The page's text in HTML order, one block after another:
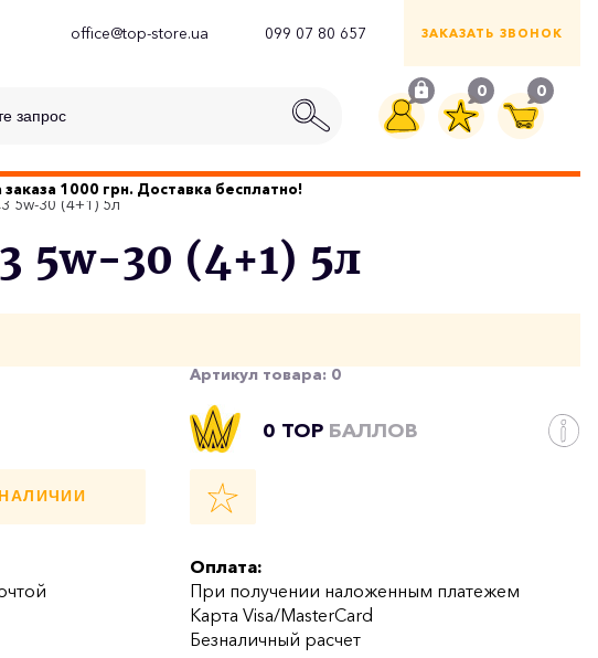
office@top-store.ua 099 07 80 657 ЗАКАЗАТЬ ЗВОНОК
0 0
1000 грн. Доставка бесплатно!
5w-30 (4+1) 5л
5w-30 (4+1) 5л
Артикул товара: 0
0 TOP БАЛЛОВ
Оплата:
При получении наложенным платежем
Карта Visa/MasterCard
Безналичный расчет